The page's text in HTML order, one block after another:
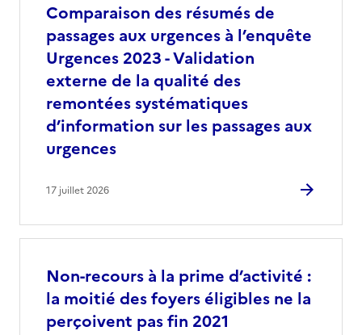
Comparaison des résumés de
passages aux urgences à l’enquête
Urgences 2023 - Validation
externe de la qualité des
remontées systématiques
d’information sur les passages aux
urgences
17 juillet 2026
Non-recours à la prime d’activité :
la moitié des foyers éligibles ne la
perçoivent pas fin 2021